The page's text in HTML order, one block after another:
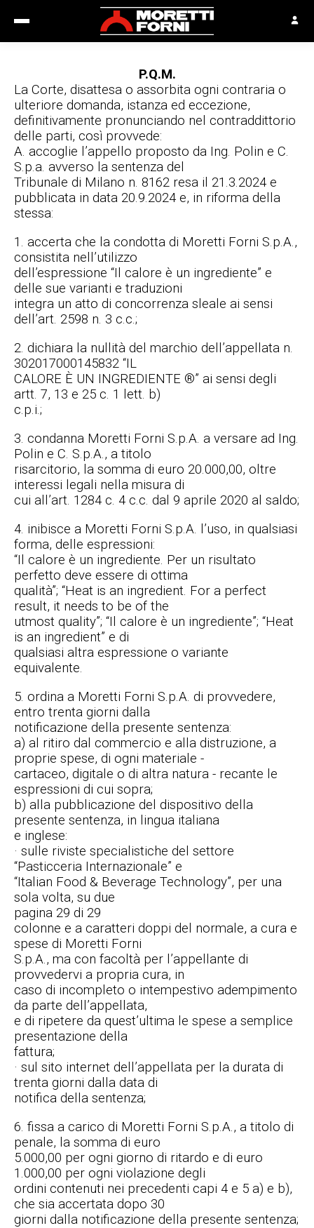
P.Q.M.
La Corte, disattesa o assorbita ogni contraria o
ulteriore domanda, istanza ed eccezione,
definitivamente pronunciando nel contraddittorio
delle parti, così provvede:
A. accoglie l’appello proposto da Ing. Polin e C.
S.p.a. avverso la sentenza del
Tribunale di Milano n. 8162 resa il 21.3.2024 e
pubblicata in data 20.9.2024 e, in riforma della
stessa:
1. accerta che la condotta di Moretti Forni S.p.A.,
consistita nell’utilizzo
dell’espressione “Il calore è un ingrediente” e
delle sue varianti e traduzioni
integra un atto di concorrenza sleale ai sensi
dell’art. 2598 n. 3 c.c.;
2. dichiara la nullità del marchio dell’appellata n.
302017000145832 “IL
CALORE È UN INGREDIENTE ®” ai sensi degli
artt. 7, 13 e 25 c. 1 lett. b)
c.p.i.;
3. condanna Moretti Forni S.p.A. a versare ad Ing.
Polin e C. S.p.A., a titolo
risarcitorio, la somma di euro 20.000,00, oltre
interessi legali nella misura di
cui all’art. 1284 c. 4 c.c. dal 9 aprile 2020 al saldo;
4. inibisce a Moretti Forni S.p.A. l’uso, in qualsiasi
forma, delle espressioni:
“Il calore è un ingrediente. Per un risultato
perfetto deve essere di ottima
qualità”; “Heat is an ingredient. For a perfect
result, it needs to be of the
utmost quality”; “Il calore è un ingrediente”; “Heat
is an ingredient” e di
qualsiasi altra espressione o variante
equivalente.
5. ordina a Moretti Forni S.p.A. di provvedere,
entro trenta giorni dalla
notificazione della presente sentenza:
a) al ritiro dal commercio e alla distruzione, a
proprie spese, di ogni materiale -
cartaceo, digitale o di altra natura - recante le
espressioni di cui sopra;
b) alla pubblicazione del dispositivo della
presente sentenza, in lingua italiana
e inglese:
· sulle riviste specialistiche del settore
“Pasticceria Internazionale” e
“Italian Food & Beverage Technology”, per una
sola volta, su due
pagina 29 di 29
colonne e a caratteri doppi del normale, a cura e
spese di Moretti Forni
S.p.A., ma con facoltà per l’appellante di
provvedervi a propria cura, in
caso di incompleto o intempestivo adempimento
da parte dell’appellata,
e di ripetere da quest’ultima le spese a semplice
presentazione della
fattura;
· sul sito internet dell’appellata per la durata di
trenta giorni dalla data di
notifica della sentenza;
6. fissa a carico di Moretti Forni S.p.A., a titolo di
penale, la somma di euro
5.000,00 per ogni giorno di ritardo e di euro
1.000,00 per ogni violazione degli
ordini contenuti nei precedenti capi 4 e 5 a) e b),
che sia accertata dopo 30
giorni dalla notificazione della presente sentenza;